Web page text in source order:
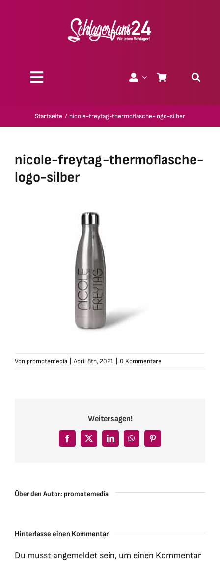
Toggle
Geschenk-Gutscheine
Startseite nicole-freytag-thermoflasche-logo-silber
nicole-freytag-thermoflasche-
logo-silber
Von promotemedia April 8th, 2021 0 Kommentare
Weitersagen!
Facebook
X LinkedInWhatsAppPinterest
Über den Autor: promotemedia
Hinterlasse einen Kommentar
Du musstangemeldet sein, um einen Kommentar